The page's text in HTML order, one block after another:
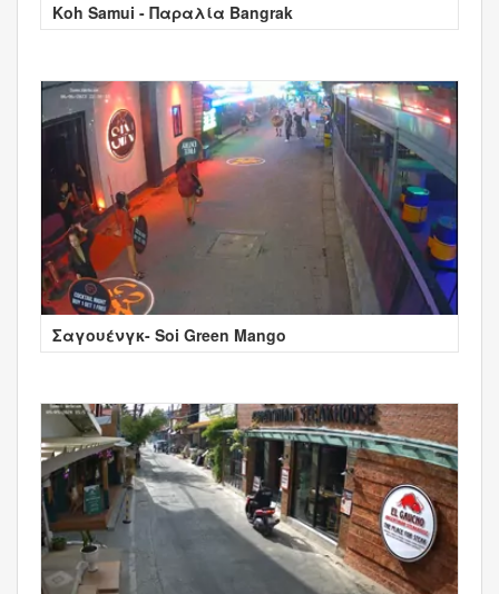
Koh Samui - Παραλία Bangrak
Σαγουένγκ- Soi Green Mango